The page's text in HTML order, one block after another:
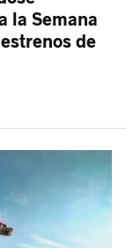
la Semana
de